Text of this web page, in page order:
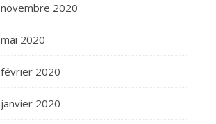
novembre 2020
mai 2020
février 2020
janvier 2020